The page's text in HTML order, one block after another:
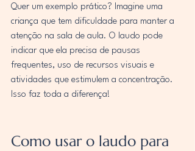
Quer um exemplo prático? Imagine uma
criança que tem dificuldade para manter a
atenção na sala de aula. O laudo pode
indicar que ela precisa de pausas
frequentes, uso de recursos visuais e
atividades que estimulem a concentração.
Isso faz toda a diferença!
Como usar o laudo para